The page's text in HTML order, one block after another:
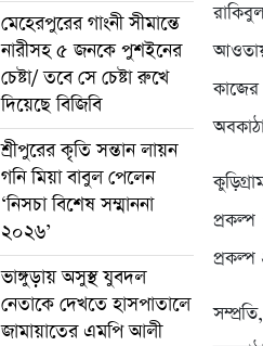
মেহেরপুরের গাংনী সীমান্তে
নারীসহ ৫ জনকে পুশইনের
চেষ্টা/ তবে সে চেষ্টা রুখে
দিয়েছে বিজিবি
শ্রীপুরের কৃতি সন্তান লায়ন
গনি মিয়া বাবুল পেলেন
‘নিসচা বিশেষ সম্মাননা
২০২৬’
ভাঙ্গুড়ায় অসুস্থ যুবদল
নেতাকে দেখতে হাসপাতালে
জামায়াতের এমপি আলী
প্রকল্প